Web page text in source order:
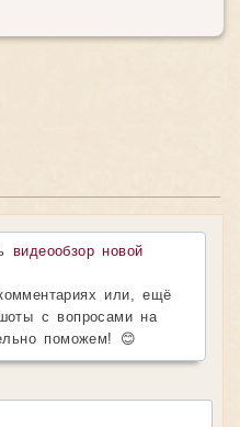
видеообзор новой
или, ещё
с вопросами на
поможем! 😊